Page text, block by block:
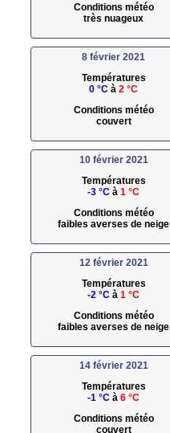
Conditions météo
très nuageux
8 février 2021
Températures
0 °C à 2 °C
Conditions météo
couvert
10 février 2021
Températures
-3 °C à 1 °C
Conditions météo
faibles averses de neige
12 février 2021
Températures
-2 °C à 1 °C
Conditions météo
faibles averses de neige
14 février 2021
Températures
-1 °C à 6 °C
Conditions météo
couvert